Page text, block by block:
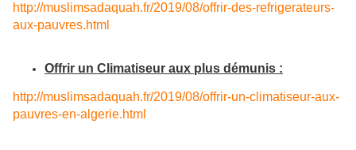
http://muslimsadaquah.fr/2019/08/offrir-des-refrigerateurs-
aux-pauvres.html
Offrir un Climatiseur aux plus démunis :
http://muslimsadaquah.fr/2019/08/offrir-un-climatiseur-aux-
pauvres-en-algerie.html